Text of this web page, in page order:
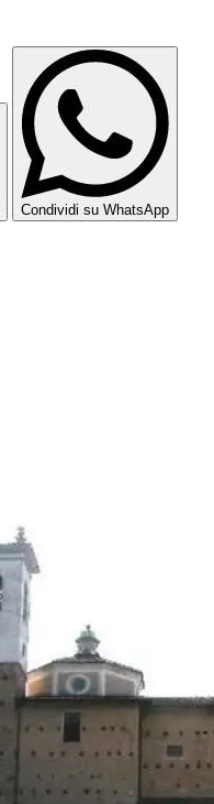
Condividi su WhatsApp